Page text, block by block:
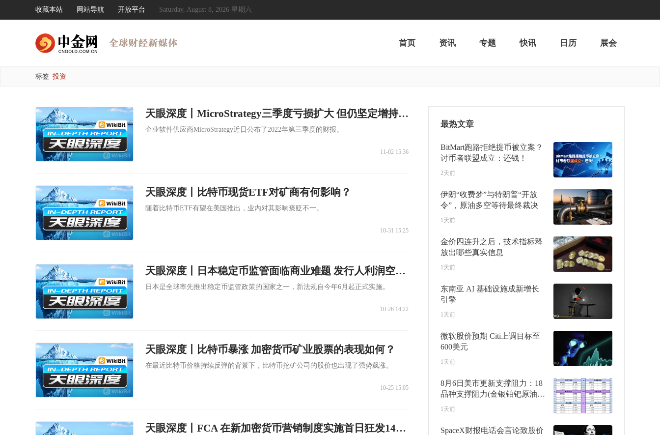
收藏本站 网站导航 开放平台 Saturday, August 8, 2026 星期六
首页 资讯 专题 快讯 日历 展会
标签 投资
天眼深度丨MicroStrategy三季度亏损扩大 但仍坚定增持比特币
企业软件供应商MicroStrategy近日公布了2022年第三季度的财报。
11-02 15:36
天眼深度丨比特币现货ETF对矿商有何影响？
随着比特币ETF有望在美国推出，业内对其影响褒贬不一。
10-31 15:25
天眼深度丨日本稳定币监管面临商业难题 发行人利润空间受限？
日本是全球率先推出稳定币监管政策的国家之一，新法规自今年6月起正式实施。
10-26 14:22
天眼深度丨比特币暴涨 加密货币矿业股票的表现如何？
在最近比特币价格持续反弹的背景下，比特币挖矿公司的股价也出现了强势飙涨。
10-25 15:05
天眼深度丨FCA 在新加密货币营销制度实施首日狂发146 条警报！
最热文章
BitMart跑路拒绝提币被立案？
讨币者联盟成立：还钱！
2天前
伊朗“收费梦”与特朗普“开放
令”，原油多空等待最终裁决
1天前
金价四连升之后，技术指标释
放出哪些真实信息
1天前
东南亚 AI 基础设施成新增长
引擎
1天前
微软股价预期 Citi上调目标至
600美元
1天前
8月6日美市更新支撑阻力：18
品种支撑阻力(金银铂钯原油天
然气铜及十大货币对)
1天前
SpaceX财报电话会言论致股价